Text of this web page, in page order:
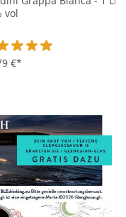
5 Sternen
vol
€*